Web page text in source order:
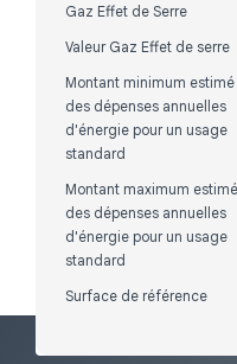
Gaz Effet de Serre
Valeur Gaz Effet de serre
Montant minimum estimé
des dépenses annuelles
d'énergie pour un usage
standard
Montant maximum estimé
des dépenses annuelles
d'énergie pour un usage
standard
Surface de référence